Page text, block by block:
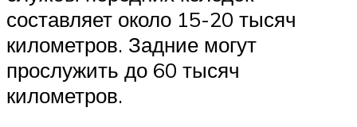
составляет около 15-20 тысяч
километров. Задние могут
прослужить до 60 тысяч
километров.